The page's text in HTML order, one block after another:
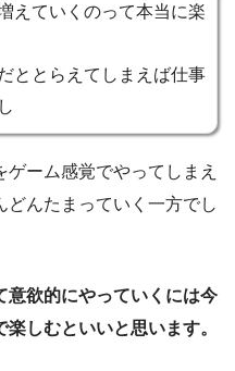
えていくのって本当に楽
ととらえてしまえば仕事
ーム感覚でやってしまえ
どんたまっていく一方でし
意欲的にやっていくには今
しむといいと思います。